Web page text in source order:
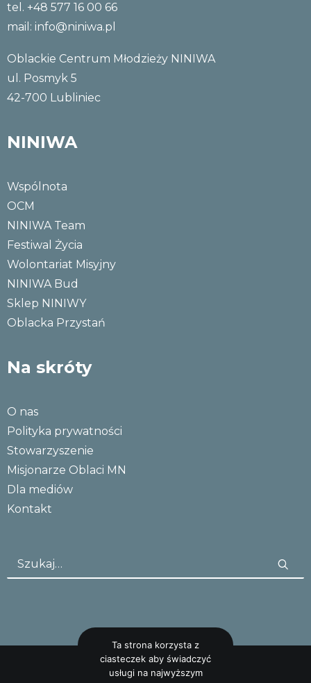
tel. +48 577 16 00 66
mail: info@niniwa.pl
Oblackie Centrum Młodzieży NINIWA
ul. Posmyk 5
42-700 Lubliniec
NINIWA
Wspólnota
OCM
NINIWA Team
Festiwal Życia
Wolontariat Misyjny
NINIWA Bud
Sklep NINIWY
Oblacka Przystań
Na skróty
O nas
Polityka prywatności
Stowarzyszenie
Misjonarze Oblaci MN
Dla mediów
Kontakt
Ta strona korzysta z
ciasteczek aby świadczyć
usługi na najwyższym